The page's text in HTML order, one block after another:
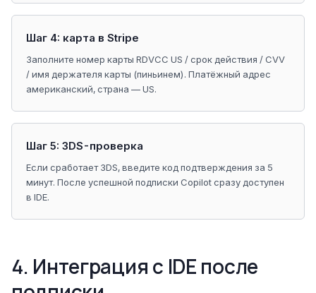
Шаг 4: карта в Stripe
Заполните номер карты RDVCC US / срок действия / CVV
/ имя держателя карты (пиньинем). Платёжный адрес
американский, страна — US.
Шаг 5: 3DS-проверка
Если сработает 3DS, введите код подтверждения за 5
минут. После успешной подписки Copilot сразу доступен
в IDE.
4. Интеграция с IDE после